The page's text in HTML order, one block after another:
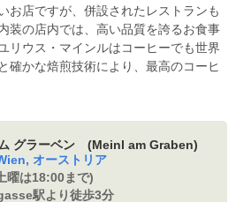
お店ですが、併設されたレストランも
装の店内では、高い品質を誇るお食事
リウス・マインルはコーヒーでも世界
確かな焙煎技術により、最高のコーヒ
グラーベン (Meinl am Graben)
オーストリア
曜は18:00まで)
駅より徒歩3分